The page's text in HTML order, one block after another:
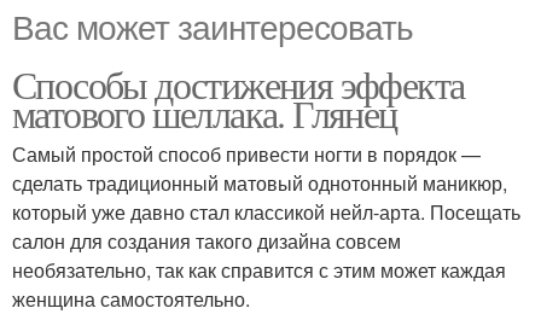
Вас может заинтересовать
Способы достижения эффекта
матового шеллака. Глянец
Самый простой способ привести ногти в порядок —
сделать традиционный матовый однотонный маникюр,
который уже давно стал классикой нейл-арта. Посещать
салон для создания такого дизайна совсем
необязательно, так как справится с этим может каждая
женщина самостоятельно.